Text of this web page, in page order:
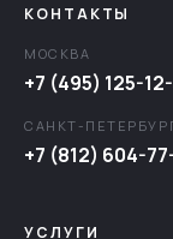
КОНТАКТЫ
МОСКВА
+7 (495) 125-
САНКТ-
+7 (812) 604-
УСЛУГИ